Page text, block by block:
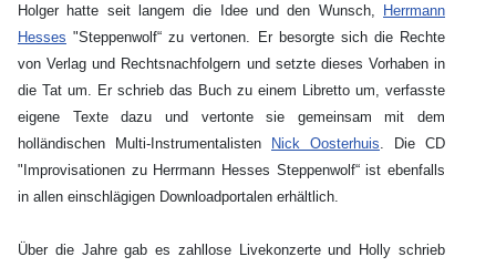
Holger hatte seit langem die Idee und den Wunsch,
Herrmann
Hesses "Steppenwolf“ zu vertonen. Er besorgte sich die Rechte
von Verlag und Rechtsnachfolgern und setzte dieses Vorhaben in
die Tat um. Er schrieb das Buch zu einem Libretto um, verfasste
eigene Texte dazu und vertonte sie gemeinsam mit dem
holländischen Multi-Instrumentalisten
Nick Oosterhuis. Die CD
"Improvisationen zu Herrmann Hesses Steppenwolf“ ist ebenfalls
in allen einschlägigen Downloadportalen erhältlich.
Über die Jahre gab es zahllose Livekonzerte und Holly schrieb